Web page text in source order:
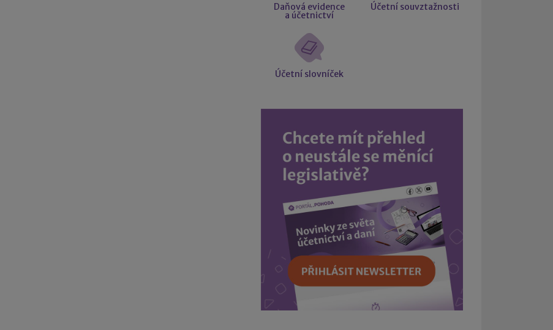
Daňová evidence
a účetnictví
Účetní souvztažnosti
Účetní slovníček